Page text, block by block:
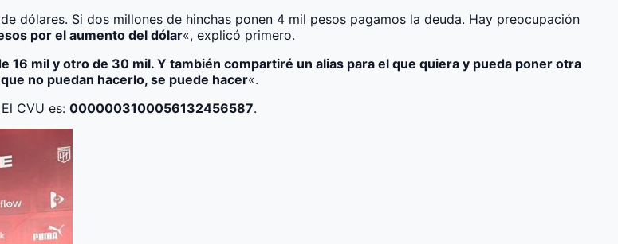
dólares. Si dos millones de hinchas ponen 4 mil pesos pagamos la deuda. Hay preocupación
por el aumento del dólar«, explicó primero.
mil y otro de 30 mil. Y también compartiré un alias para el que quiera y pueda poner otra
no puedan hacerlo, se puede hacer«.
CVU es: 0000003100056132456587.